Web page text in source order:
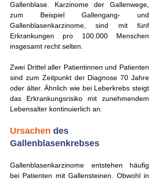
Gallenblase. Karzinome der Gallenwege,
zum Beispiel Gallengang- und
Gallenblasenkarzinome, sind mit fünf
Erkrankungen pro 100.000 Menschen
insgesamt recht selten.
Zwei Drittel aller Patientinnen und Patienten
sind zum Zeitpunkt der Diagnose 70 Jahre
oder älter. Ähnlich wie bei Leber­krebs steigt
das Erkran­kungs­risiko mit zu­neh­men­dem
Lebens­alter konti­nu­ierlich an.
Ursachen des
Gallenblasenkrebses
Gallenblasenkarzinome entstehen häufig
bei Patienten mit Gallensteinen. Obwohl in